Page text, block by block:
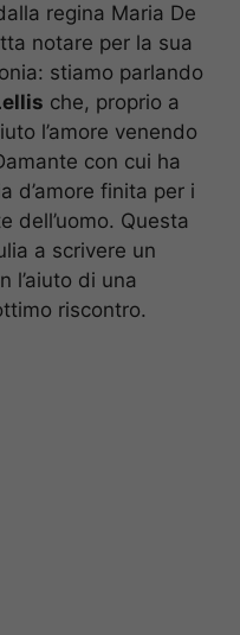
regina Maria De
notare per la sua
stiamo parlando
che, proprio a
l’amore venendo
con cui ha
d’amore finita per i
dell’uomo. Questa
a scrivere un
l’aiuto di una
riscontro.